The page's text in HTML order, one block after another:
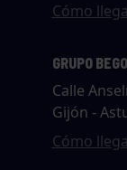
Cómo
GRUPO
Calle
Gijón -
Cómo